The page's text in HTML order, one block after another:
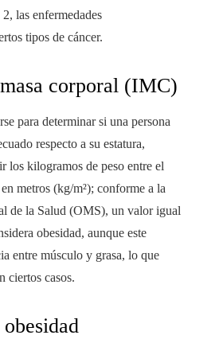
las enfermedades
tipos de cáncer.
corporal (IMC)
para determinar si una persona
respecto a su estatura,
los kilogramos de peso entre el
metros (kg/m²); conforme a la
de la Salud (OMS), un valor igual
obesidad, aunque este
entre músculo y grasa, lo que
ciertos casos.